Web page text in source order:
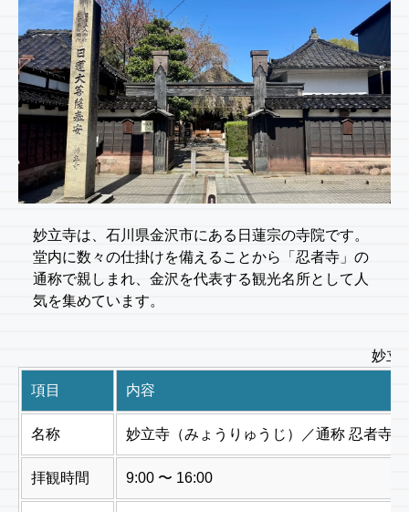
妙立寺は、石川県金沢市にある日蓮宗の寺院です。
堂内に数々の仕掛けを備えることから「忍者寺」の
通称で親しまれ、金沢を代表する観光名所として人
気を集めています。
妙立
項目 内容
名称 妙立寺（みょうりゅうじ）／通称 忍者寺
拝観時間 9:00 〜 16:00